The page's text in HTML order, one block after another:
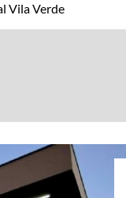
Vila Verde